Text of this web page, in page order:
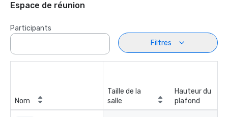
Espace de réunion
Participants
Filtres
Nom
Taille de la
salle
Hauteur du
plafond